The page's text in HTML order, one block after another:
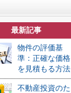
最新記事
物件の評価基
準：正確な価格
を見積もる方法
不動産投資のた